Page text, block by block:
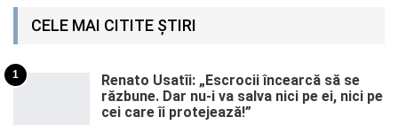
CELE MAI CITITE ȘTIRI
1
Renato Usatîi: „Escrocii încearcă să se
răzbune. Dar nu-i va salva nici pe ei, nici pe
cei care îi protejează!”